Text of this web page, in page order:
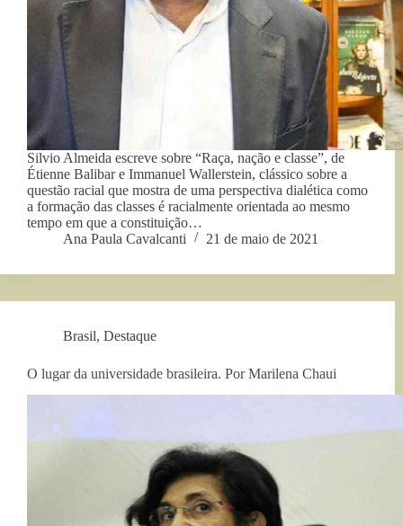
Silvio Almeida escreve sobre “Raça, nação e classe”, de
Étienne Balibar e Immanuel Wallerstein, clássico sobre a
questão racial que mostra de uma perspectiva dialética como
a formação das classes é racialmente orientada ao mesmo
tempo em que a constituição…
Ana Paula Cavalcanti
21 de maio de 2021
Brasil, Destaque
O lugar da universidade brasileira. Por Marilena Chaui